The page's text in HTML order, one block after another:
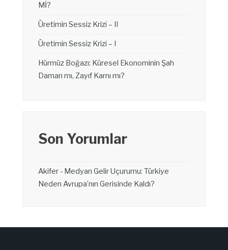
Mİ?
Üretimin Sessiz Krizi – II
Üretimin Sessiz Krizi – I
Hürmüz Boğazı: Küresel Ekonominin Şah
Damarı mı, Zayıf Karnı mı?
Son Yorumlar
Akifer - Medyan Gelir Uçurumu: Türkiye
Neden Avrupa’nın Gerisinde Kaldı?